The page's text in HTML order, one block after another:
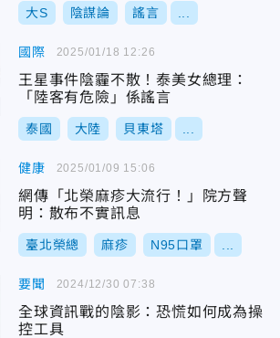
大S 陰謀論 謠言
國際
王星事件陰霾不散！泰美女總理：
「陸客有危險」係謠言
泰國 大陸 貝東塔
2025/01/18 12:26
健康
網傳「北榮麻疹大流行！」院方聲
明：散布不實訊息
臺北榮總 麻疹 N95口罩
2025/01/09 15:06
要聞
全球資訊戰的陰影：恐慌如何成為操
控工具
2024/12/30 07:38